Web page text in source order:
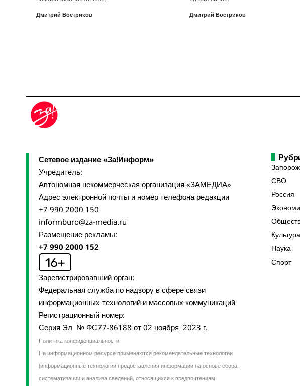
Дмитрий Востриков Дмитрий Востриков
Сетевое издание «За!Информ»
Учредитель:
Автономная некоммерческая организация «ЗАМЕДИА»
Адрес электронной почты и номер телефона редакции
+7 990 2000 150
informburo@za-media.ru
Размещение рекламы:
+7 990 2000 152
Зарегистрировавший орган:
Федеральная служба по надзору в сфере связи
информационных технологий и массовых коммуникаций
Регистрационный номер:
Серия Эл № ФС77-86188 от 02 ноября 2023 г.
Политика конфиденциальности
На информационном ресурсе применяются рекомендательные технологии
(информационные технологии предоставления информации на основе сбора,
систематизации и анализа сведений, относящихся к предпочтениям
СВО
Россия
Культура
Наука
Спорт